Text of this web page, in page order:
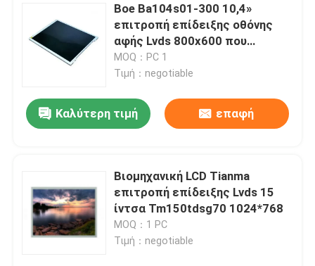
Boe Ba104s01-300 10,4»
επιτροπή επίδειξης οθόνης
αφής Lvds 800x600 που
οδηγείται που ενσωματώνεται
MOQ：PC 1
Τιμή：negotiable
Καλύτερη τιμή επαφή
Βιομηχανική LCD Tianma
επιτροπή επίδειξης Lvds 15
ίντσα Tm150tdsg70 1024*768
MOQ：1 PC
Τιμή：negotiable